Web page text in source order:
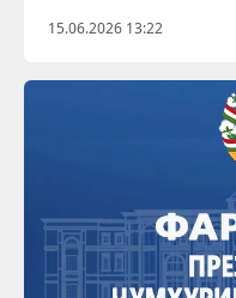
дар соҳаи об идомаи
15.06.2026 13:22